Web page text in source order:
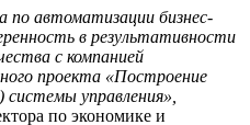
по автоматизации бизнес-
в результативности
с компанией
проекта «Построение
управления»,
по экономике и